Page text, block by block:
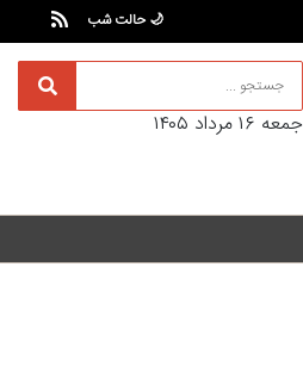
🌙 حالت شب
جمعه ۱۶ مرداد ۱۴۰۵